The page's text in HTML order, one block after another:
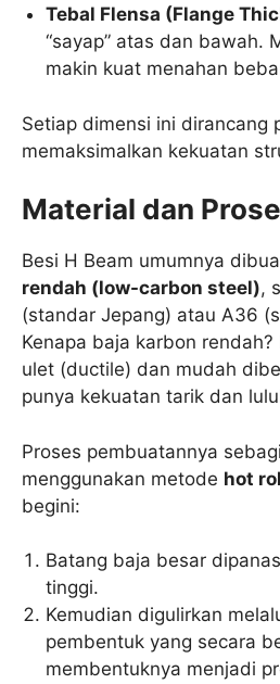
Tebal Flensa (Flange
“sayap” atas dan bawah.
makin kuat menahan
Setiap dimensi ini dirancang
memaksimalkan kekuatan
Material dan
Besi H Beam umumnya
rendah (low-carbon steel),
(standar Jepang) atau A36
Kenapa baja karbon
ulet (ductile) dan mudah
punya kekuatan tarik dan
Proses pembuatannya
menggunakan metode hot
begini:
Batang baja besar
tinggi.
Kemudian digulirkan
pembentuk yang secara
membentuknya menjadi